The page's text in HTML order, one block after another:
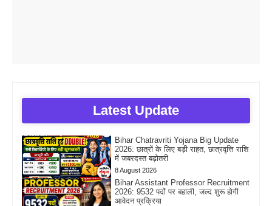
Latest Update
Bihar Chatravriti Yojana Big Update
2026: छात्रों के लिए बड़ी राहत, छात्रवृत्ति राशि
में जबरदस्त बढ़ोतरी
8 August 2026
Bihar Assistant Professor Recruitment
2026: 9532 पदों पर बहाली, जल्द शुरू होगी
आवेदन प्रक्रिया